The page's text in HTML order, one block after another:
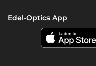
Edel-Optics App